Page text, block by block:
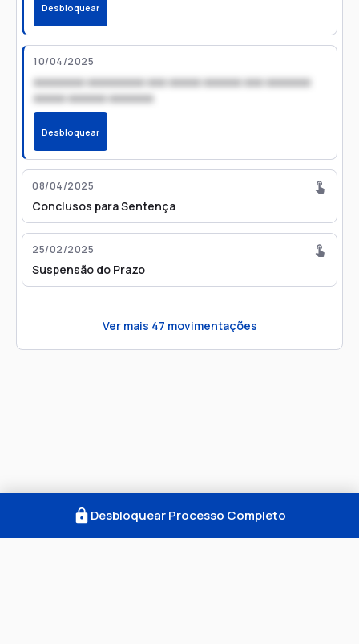
Desbloquear
10/04/2025
xxxxxxxx xxxxxxxxx xxx xxxxx xxxxxx xxx xxxxxxx
xxxxx xxxxxx xxxxxxx
Desbloquear
08/04/2025
Conclusos para Sentença
25/02/2025
Suspensão do Prazo
Ver mais 47 movimentações
Desbloquear Processo Completo